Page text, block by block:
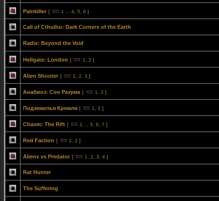
Painkiller [ 1 4 5 6 ]
Call of Cthulhu: Dark Corners of the Earth
Radix: Beyond the Void
Hellgate: London [ 1 2 ]
Alien Shooter [ 1 2 3 ]
Анабиоз: Сон Разума [ 1 2 ]
Подземелья Кремля [ 1 2 ]
Chasm: The Rift [ 1 5 6 7 ]
Red Faction [ 1 2 ]
Aliens vs Predator [ 1 2 3 4 ]
Rat Hunter
The Suffering